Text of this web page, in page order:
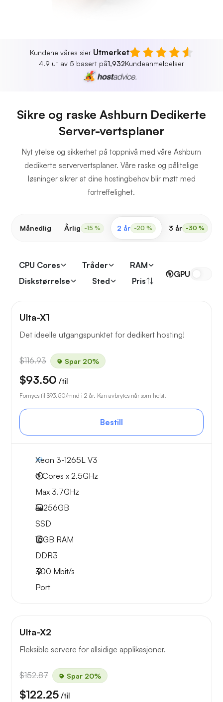
Kundene våres sier Utmerket
4.9 ut av 5 basert på1,932Kundeanmeldelser
Sikre og raske Ashburn Dedikerte
Server-vertsplaner
Nyt ytelse og sikkerhet på toppnivå med våre Ashburn
dedikerte serververtsplaner. Våre raske og pålitelige
løsninger sikrer at dine hostingbehov blir møtt med
fortreffelighet.
Månedlig Årlig -15 % 2 år -20 % 3 år -30 %
CPU Cores Tråder
RAM
Diskstørrelse
Sted Pris
GPU
Ulta-X1
Det ideelle utgangspunktet for dedikert hosting!
$116.93 Spar 20%
$93.50 /til
Fornyes til $93.50/mnd i 2 år. Kan avbrytes når som helst.
Bestill
Xeon 3-1265L V3
4 Cores x 2.5GHz
Max 3.7GHz
1x256GB
SSD
16GB RAM
DDR3
300 Mbit/s
Port
Ulta-X2
Fleksible servere for allsidige applikasjoner.
$152.87 Spar 20%
$122.25 /til